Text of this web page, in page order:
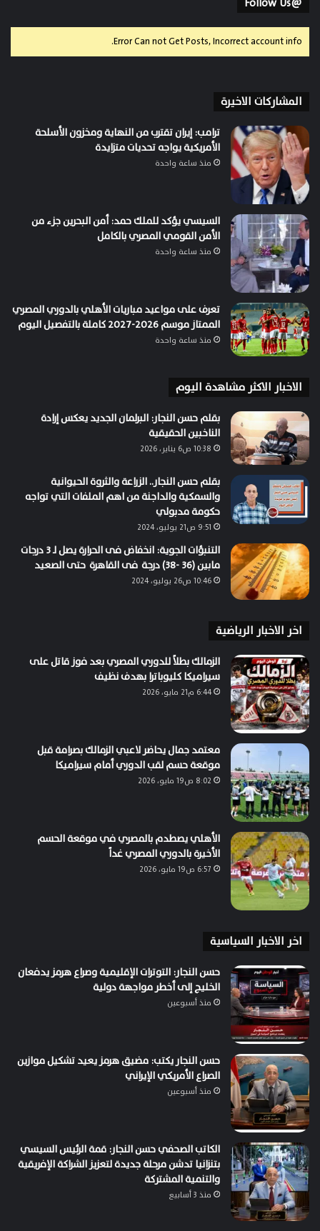
Error Can not Get Posts, Incorrect account info.
المشاركات الاخيرة
ترامب: إيران تقترب من النهاية ومخزون الأسلحة
الأمريكية يواجه تحديات متزايدة
منذ ساعة واحدة
السيسي يؤكد للملك حمد: أمن البحرين جزء من
الأمن القومي المصري بالكامل
منذ ساعة واحدة
تعرف على مواعيد مباريات الأهلي بالدوري المصري
الممتاز موسم 2026-2027 كاملة بالتفصيل اليوم
منذ ساعة واحدة
الاخبار الاكثر مشاهدة اليوم
بقلم حسن النجار: البرلمان الجديد يعكس إرادة
الناخبين الحقيقية
10:38 ص6 يناير، 2026
بقلم حسن النجار.. الزراعة والثروة الحيوانية
والسمكية والداجنة من اهم الملفات التي تواجه
حكومة مدبولي
9:51 ص21 يوليو، 2024
التنبؤات الجوية: انخفاض فى الحرارة يصل لـ 3 درجات
مابين (36 -38) درجة فى القاهرة حتى الصعيد
10:46 ص26 يوليو، 2024
اخر الاخبار الرياضية
الزمالك بطلاً للدوري المصري بعد فوز قاتل على
سيراميكا كليوباترا بهدف نظيف
6:44 م21 مايو، 2026
معتمد جمال يحاضر لاعبي الزمالك بصرامة قبل
موقعة حسم لقب الدوري أمام سيراميكا
8:02 ص19 مايو، 2026
الأهلي يصطدم بالمصري في موقعة الحسم
الأخيرة بالدوري المصري غداً
6:57 ص19 مايو، 2026
اخر الاخبار السياسية
حسن النجار: التوترات الإقليمية وصراع هرمز يدفعان
الخليج إلى أخطر مواجهة دولية
منذ أسبوعين
حسن النجار يكتب: مضيق هرمز يعيد تشكيل موازين
الصراع الأمريكي الإيراني
منذ أسبوعين
الكاتب الصحفي حسن النجار: قمة الرئيس السيسي
بتنزانيا تدشن مرحلة جديدة لتعزيز الشراكة الإفريقية
والتنمية المشتركة
منذ 3 أسابيع